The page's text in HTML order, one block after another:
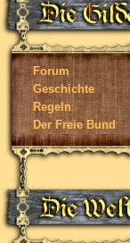
Forum
Geschichte
Regeln
Der Freie Bund